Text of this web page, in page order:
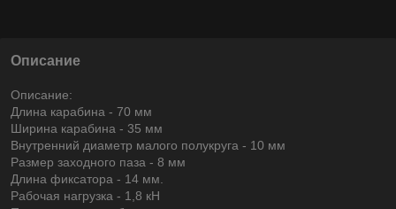
Описание
Описание:
Длина карабина - 70 мм
Ширина карабина - 35 мм
Внутренний диаметр малого полукруга - 10 мм
Размер заходного паза - 8 мм
Длина фиксатора - 14 мм.
Рабочая нагрузка - 1,8 кН